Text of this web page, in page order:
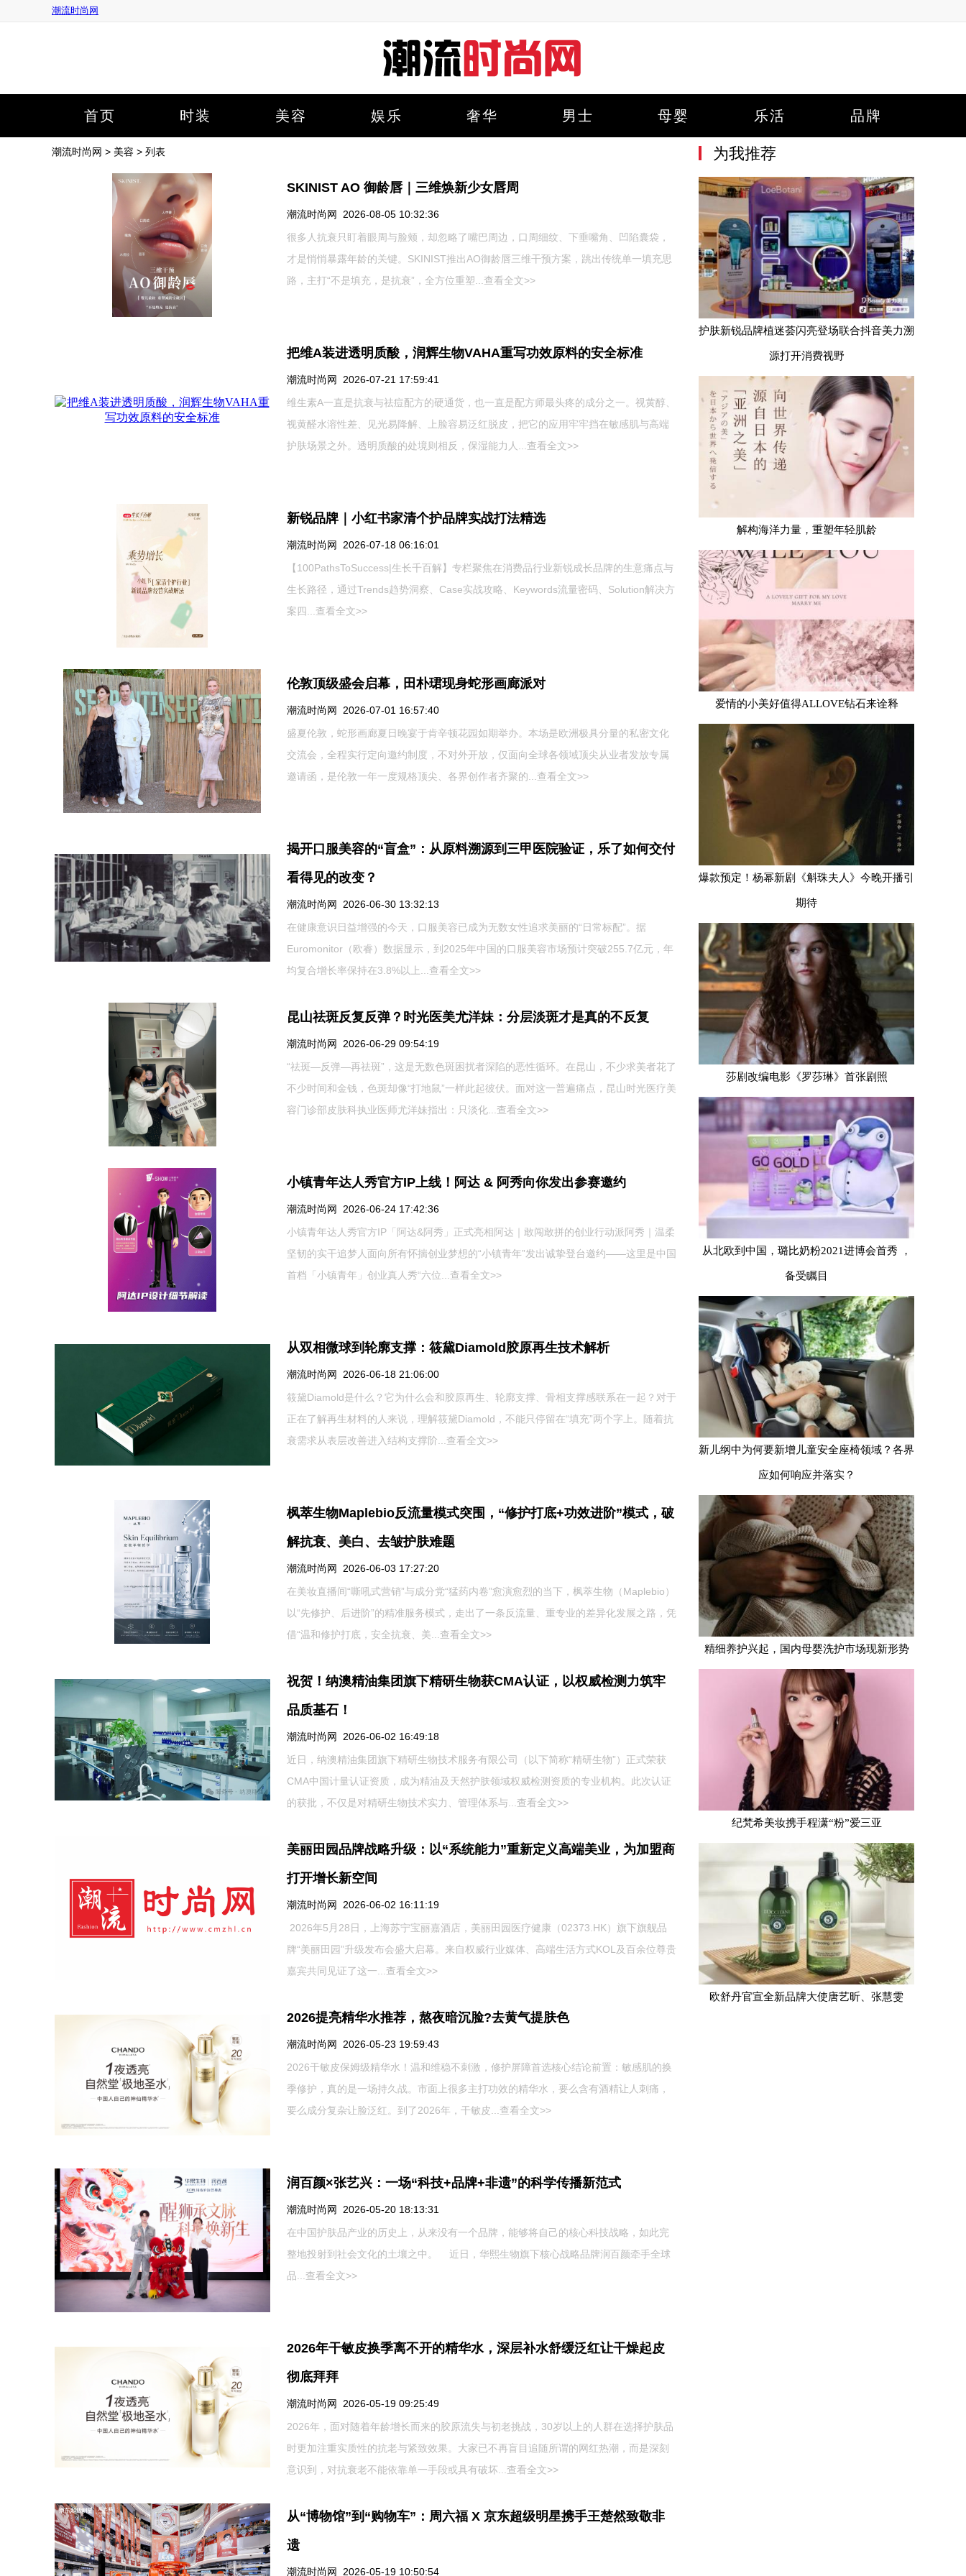
潮流时尚网
首页 时装 美容 娱乐 奢华 男士 母婴 乐活 品牌
潮流时尚网 > 美容 > 列表
SKINIST AO 御龄唇｜三维焕新少女唇周
潮流时尚网 2026-08-05 10:32:36
很多人抗衰只盯着眼周与脸颊，却忽略了嘴巴周边，口周细纹、下垂嘴角、凹陷囊袋，
才是悄悄暴露年龄的关键。SKINIST推出AO御龄唇三维干预方案，跳出传统单一填充思
路，主打“不是填充，是抗衰”，全方位重塑... 查看全文>>
把维A装进透明质酸，润辉生物VAHA重写功效原料的安全标准
潮流时尚网 2026-07-21 17:59:41
维生素A一直是抗衰与祛痘配方的硬通货，也一直是配方师最头疼的成分之一。视黄醇、
视黄醛水溶性差、见光易降解、上脸容易泛红脱皮，把它的应用牢牢挡在敏感肌与高端
护肤场景之外。透明质酸的处境则相反，保湿能力人... 查看全文>>
新锐品牌｜小红书家清个护品牌实战打法精选
潮流时尚网 2026-07-18 06:16:01
【100PathsToSuccess|生长千百解】专栏聚焦在消费品行业新锐成长品牌的生意痛点与
生长路径，通过Trends趋势洞察、Case实战攻略、Keywords流量密码、Solution解决方
案四... 查看全文>>
伦敦顶级盛会启幕，田朴珺现身蛇形画廊派对
潮流时尚网 2026-07-01 16:57:40
盛夏伦敦，蛇形画廊夏日晚宴于肯辛顿花园如期举办。本场是欧洲极具分量的私密文化
交流会，全程实行定向邀约制度，不对外开放，仅面向全球各领域顶尖从业者发放专属
邀请函，是伦敦一年一度规格顶尖、各界创作者齐聚的... 查看全文>>
揭开口服美容的“盲盒”：从原料溯源到三甲医院验证，乐了如何交付
看得见的改变？
潮流时尚网 2026-06-30 13:32:13
在健康意识日益增强的今天，口服美容已成为无数女性追求美丽的“日常标配”。据
Euromonitor（欧睿）数据显示，到2025年中国的口服美容市场预计突破255.7亿元，年
均复合增长率保持在3.8%以上... 查看全文>>
昆山祛斑反复反弹？时光医美尤洋妹：分层淡斑才是真的不反复
潮流时尚网 2026-06-29 09:54:19
“祛斑—反弹—再祛斑”，这是无数色斑困扰者深陷的恶性循环。在昆山，不少求美者花了
不少时间和金钱，色斑却像“打地鼠”一样此起彼伏。面对这一普遍痛点，昆山时光医疗美
容门诊部皮肤科执业医师尤洋妹指出：只淡化... 查看全文>>
小镇青年达人秀官方IP上线！阿达 & 阿秀向你发出参赛邀约
潮流时尚网 2026-06-24 17:42:36
小镇青年达人秀官方IP「阿达&阿秀」正式亮相阿达｜敢闯敢拼的创业行动派阿秀｜温柔
坚韧的实干追梦人面向所有怀揣创业梦想的“小镇青年”发出诚挚登台邀约——这里是中国
首档「小镇青年」创业真人秀“六位... 查看全文>>
从双相微球到轮廓支撑：筱黛Diamold胶原再生技术解析
潮流时尚网 2026-06-18 21:06:00
筱黛Diamold是什么？它为什么会和胶原再生、轮廓支撑、骨相支撑感联系在一起？对于
正在了解再生材料的人来说，理解筱黛Diamold，不能只停留在“填充”两个字上。随着抗
衰需求从表层改善进入结构支撑阶... 查看全文>>
枫萃生物Maplebio反流量模式突围，“修护打底+功效进阶”模式，破
解抗衰、美白、去皱护肤难题
潮流时尚网 2026-06-03 17:27:20
在美妆直播间“嘶吼式营销”与成分党“猛药内卷”愈演愈烈的当下，枫萃生物（Maplebio）
以“先修护、后进阶”的精准服务模式，走出了一条反流量、重专业的差异化发展之路，凭
借“温和修护打底，安全抗衰、美... 查看全文>>
祝贺！纳澳精油集团旗下精研生物获CMA认证，以权威检测力筑牢
品质基石！
潮流时尚网 2026-06-02 16:49:18
近日，纳澳精油集团旗下精研生物技术服务有限公司（以下简称“精研生物”）正式荣获
CMA中国计量认证资质，成为精油及天然护肤领域权威检测资质的专业机构。此次认证
的获批，不仅是对精研生物技术实力、管理体系与... 查看全文>>
美丽田园品牌战略升级：以“系统能力”重新定义高端美业，为加盟商
打开增长新空间
潮流时尚网 2026-06-02 16:11:19
2026年5月28日，上海苏宁宝丽嘉酒店，美丽田园医疗健康（02373.HK）旗下旗舰品
牌“美丽田园”升级发布会盛大启幕。来自权威行业媒体、高端生活方式KOL及百余位尊贵
嘉宾共同见证了这一... 查看全文>>
2026提亮精华水推荐，熬夜暗沉脸?去黄气提肤色
潮流时尚网 2026-05-23 19:59:43
2026干敏皮保姆级精华水！温和维稳不刺激，修护屏障首选核心结论前置：敏感肌的换
季修护，真的是一场持久战。市面上很多主打功效的精华水，要么含有酒精让人刺痛，
要么成分复杂让脸泛红。到了2026年，干敏皮... 查看全文>>
润百颜×张艺兴：一场“科技+品牌+非遗”的科学传播新范式
潮流时尚网 2026-05-20 18:13:31
在中国护肤品产业的历史上，从来没有一个品牌，能够将自己的核心科技战略，如此完
整地投射到社会文化的土壤之中。 近日，华熙生物旗下核心战略品牌润百颜牵手全球
品... 查看全文>>
2026年干敏皮换季离不开的精华水，深层补水舒缓泛红让干燥起皮
彻底拜拜
潮流时尚网 2026-05-19 09:25:49
2026年，面对随着年龄增长而来的胶原流失与初老挑战，30岁以上的人群在选择护肤品
时更加注重实质性的抗老与紧致效果。大家已不再盲目追随所谓的网红热潮，而是深刻
意识到，对抗衰老不能依靠单一手段或具有破坏... 查看全文>>
从“博物馆”到“购物车”：周六福 X 京东超级明星携手王楚然致敬非
遗
潮流时尚网 2026-05-19 10:50:54
为我推荐
护肤新锐品牌植迷荟闪亮登场联合抖音美力溯
源打开消费视野
解构海洋力量，重塑年轻肌龄
爱情的小美好值得ALLOVE钻石来诠释
爆款预定！杨幂新剧《斛珠夫人》今晚开播引
期待
莎剧改编电影《罗莎琳》首张剧照
从北欧到中国，璐比奶粉2021进博会首秀 ，
备受瞩目
新儿纲中为何要新增儿童安全座椅领域？各界
应如何响应并落实？
精细养护兴起，国内母婴洗护市场现新形势
纪梵希美妆携手程潇“粉”爱三亚
欧舒丹官宣全新品牌大使唐艺昕、张慧雯